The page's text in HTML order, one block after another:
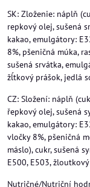
SK: Zloženie: náplň
repkový olej, sušená
kakao, emulgátory:
8%, pšeničná múka,
sušená srvátka,
žĺtkový prášok, jedlá
CZ: Složení: náplň
řepkový olej, sušená
kakao, emulgátory:
vločky 8%, pšeničná
máslo), cukr, sušená
E500, E503,
Nutričné/Nutriční